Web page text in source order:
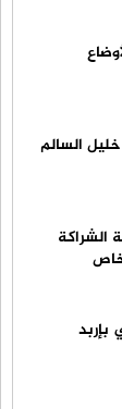
السالم
الشراكة
بإربد